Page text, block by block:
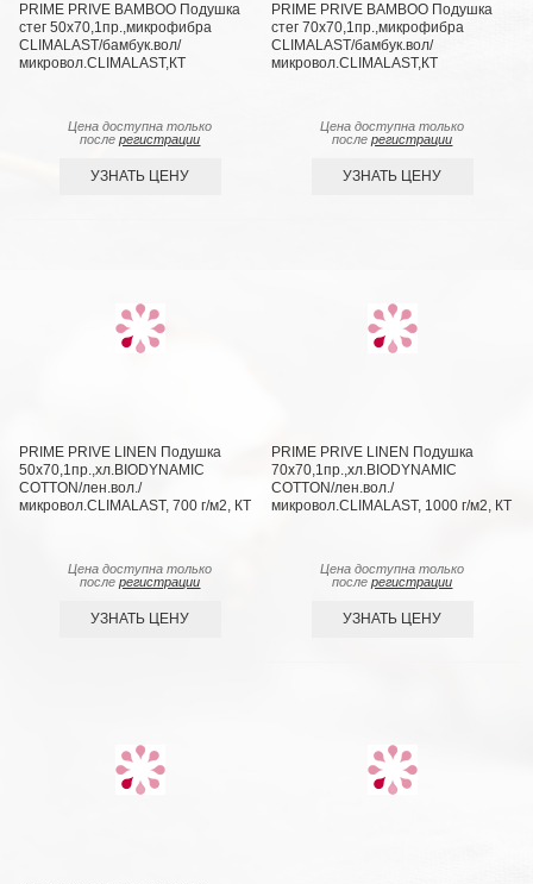
PRIME PRIVE BAMBOO Подушка
стег 50х70,1пр.,микрофибра
CLIMALAST/бамбук.вол/
микровол.CLIMALAST,КТ
Цена доступна только
послерегистрации
УЗНАТЬ ЦЕНУ
PRIME PRIVE BAMBOO Подушка
стег 70х70,1пр.,микрофибра
CLIMALAST/бамбук.вол/
микровол.CLIMALAST,КТ
Цена доступна только
послерегистрации
УЗНАТЬ ЦЕНУ
PRIME PRIVE LINEN Подушка
50х70,1пр.,хл.BIODYNAMIC
COTTON/лен.вол./
микровол.CLIMALAST, 700 г/м2, КТ
Цена доступна только
послерегистрации
УЗНАТЬ ЦЕНУ
PRIME PRIVE LINEN Подушка
70х70,1пр.,хл.BIODYNAMIC
COTTON/лен.вол./
микровол.CLIMALAST, 1000 г/м2, КТ
Цена доступна только
послерегистрации
УЗНАТЬ ЦЕНУ